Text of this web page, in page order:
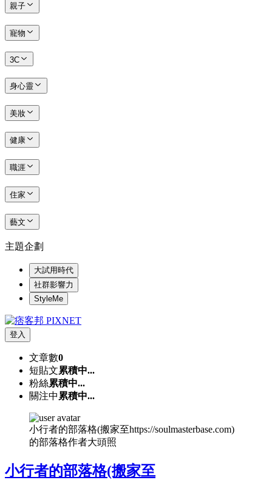
親子
寵物
3C
身心靈
美妝
健康
職涯
住家
藝文
主題企劃
大試用時代
社群影響力
StyleMe
登入
文章數0
短貼文累積中...
粉絲累積中...
關注中 累積中...
小行者的部落格(搬家至https://soulmasterbase.com)
的部落格作者大頭照
小行者的部落格(搬家至